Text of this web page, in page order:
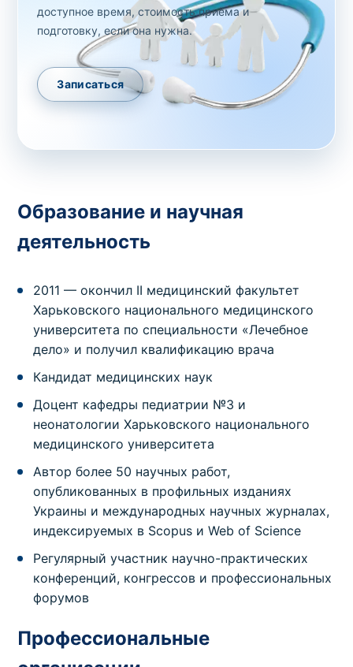
доступное время, стоимость приёма и
подготовку, если она нужна.
Записаться
Образование и научная
деятельность
2011 — окончил II медицинский факультет
Харьковского национального медицинского
университета по специальности «Лечебное
дело» и получил квалификацию врача
Кандидат медицинских наук
Доцент кафедры педиатрии №3 и
неонатологии Харьковского национального
медицинского университета
Автор более 50 научных работ,
опубликованных в профильных изданиях
Украины и международных научных журналах,
индексируемых в Scopus и Web of Science
Регулярный участник научно-практических
конференций, конгрессов и профессиональных
форумов
Профессиональные